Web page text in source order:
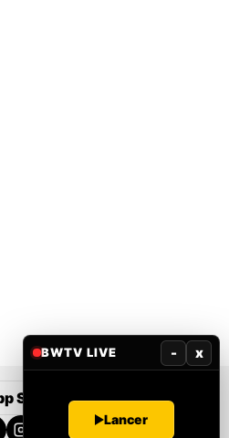
Store Google Play
BWTV LIVE - x
Lancer